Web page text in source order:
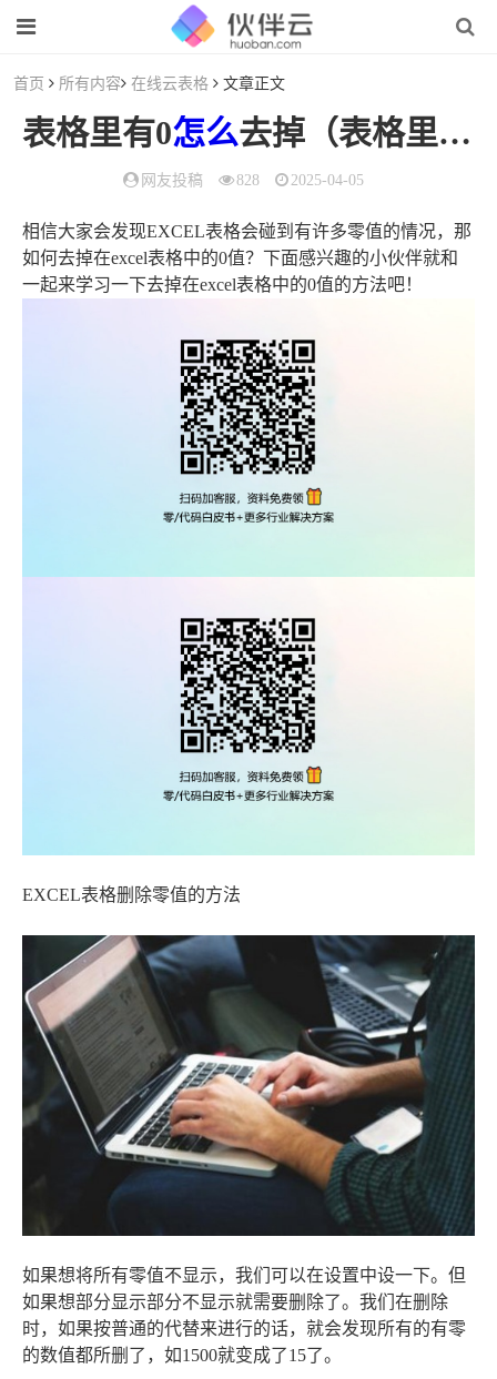
首页 所有内容 在线云表格 文章正文
表格里有0怎么去掉（表格里面的0
网友投稿 828 2025-04-05
相信大家会发现EXCEL表格会碰到有许多零值的情况，那
如何去掉在excel表格中的0值？下面感兴趣的小伙伴就和
一起来学习一下去掉在excel表格中的0值的方法吧！
EXCEL表格删除零值的方法
如果想将所有零值不显示，我们可以在设置中设一下。但
如果想部分显示部分不显示就需要删除了。我们在删除
时，如果按普通的代替来进行的话，就会发现所有的有零
的数值都所删了，如1500就变成了15了。